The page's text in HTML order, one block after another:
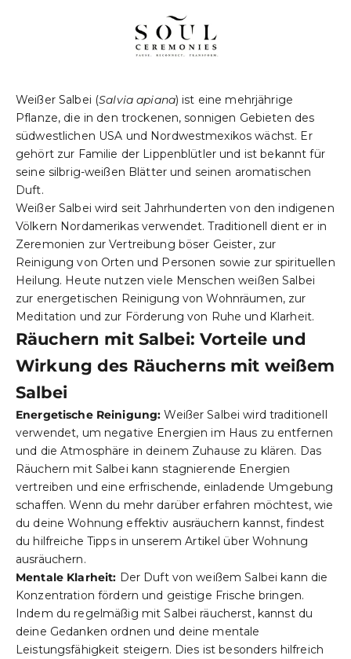
Weißer Salbei (Salvia apiana) ist eine mehrjährige
Pflanze, die in den trockenen, sonnigen Gebieten des
südwestlichen USA und Nordwestmexikos wächst. Er
gehört zur Familie der Lippenblütler und ist bekannt für
seine silbrig-weißen Blätter und seinen aromatischen
Duft.
Weißer Salbei wird seit Jahrhunderten von den indigenen
Völkern Nordamerikas verwendet. Traditionell dient er in
Zeremonien zur Vertreibung böser Geister, zur
Reinigung von Orten und Personen sowie zur spirituellen
Heilung. Heute nutzen viele Menschen weißen Salbei
zur energetischen Reinigung von Wohnräumen, zur
Meditation und zur Förderung von Ruhe und Klarheit.
Räuchern mit Salbei: Vorteile und
Wirkung des Räucherns mit weißem
Salbei
Energetische Reinigung: Weißer Salbei wird traditionell
verwendet, um negative Energien im Haus zu entfernen
und die Atmosphäre in deinem Zuhause zu klären. Das
Räuchern mit Salbei kann stagnierende Energien
vertreiben und eine erfrischende, einladende Umgebung
schaffen. Wenn du mehr darüber erfahren möchtest, wie
du deine Wohnung effektiv ausräuchern kannst, findest
du hilfreiche Tipps in unserem Artikel überWohnung
ausräuchern.
Mentale Klarheit: Der Duft von weißem Salbei kann die
Konzentration fördern und geistige Frische bringen.
Indem du regelmäßig mit Salbei räucherst, kannst du
deine Gedanken ordnen und deine mentale
Leistungsfähigkeit steigern. Dies ist besonders hilfreich